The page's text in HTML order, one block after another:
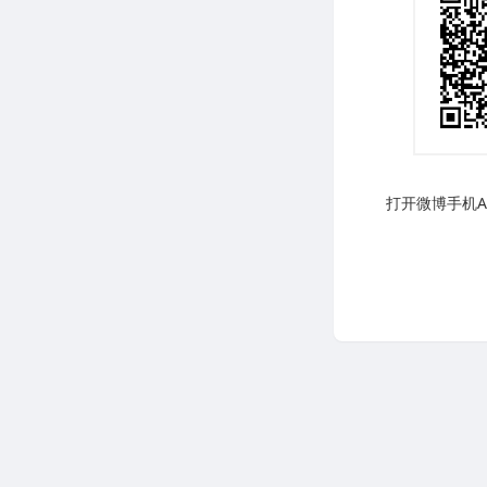
打开微博手机